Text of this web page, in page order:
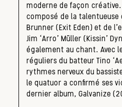
moderne de façon
composé de la talentueuse
Brunner (Exit Eden) et de
Jim ‘Arro’ Müller (Kissin’
également au chant. Avec
réguliers du batteur Tino
rythmes nerveux du
le quatuor a confirmé ses
dernier album, Galvanize